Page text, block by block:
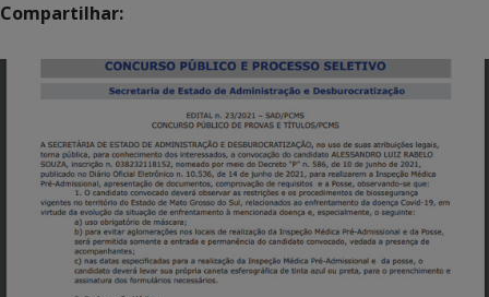
Compartilhar: